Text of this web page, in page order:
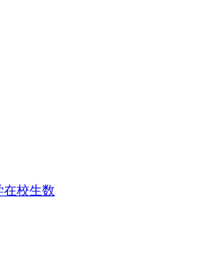
在校生数